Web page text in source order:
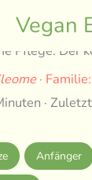
Vegan
Pflege: Der
·
·
Anfänger